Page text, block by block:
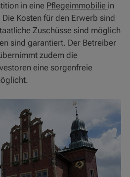
in eine Pflegeimmobilie in
Kosten für den Erwerb sind
Zuschüsse sind möglich
sind garantiert. Der Betreiber
zudem die
eine sorgenfreie